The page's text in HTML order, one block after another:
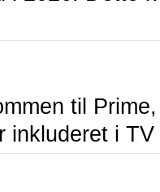
til
inkluderet i